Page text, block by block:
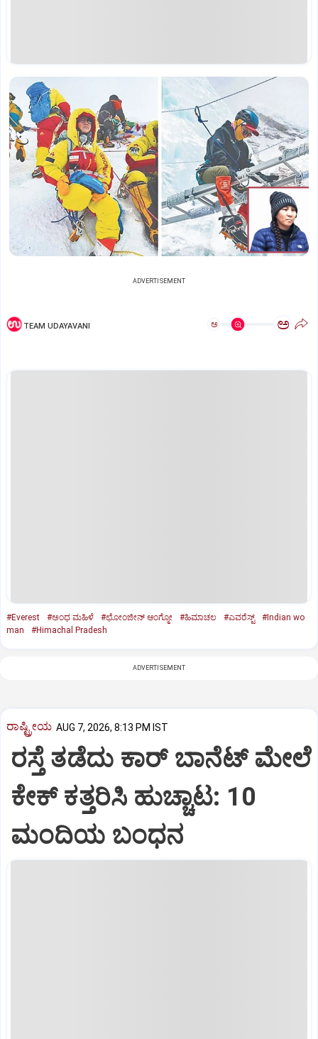
ADVERTISEMENT
TEAM UDAYAVANI ಅ ಅ
#Everest #ಅಂಧ ಮಹಿಳೆ #ಛೋಂಜೀನ್‌ ಆಂಗ್ಮೋ #ಹಿಮಾಚಲ #ಎವರೆಸ್ಟ್‌
#Indian wo
man
#Himachal Pradesh
ADVERTISEMENT
ರಾಷ್ಟ್ರೀಯ AUG 7, 2026, 8:13 PM IST
ರಸ್ತೆ ತಡೆದು ಕಾರ್ ಬಾನೆಟ್ ಮೇಲೆ
ಕೇಕ್ ಕತ್ತರಿಸಿ ಹುಚ್ಚಾಟ: 10
ಮಂದಿಯ ಬಂಧನ